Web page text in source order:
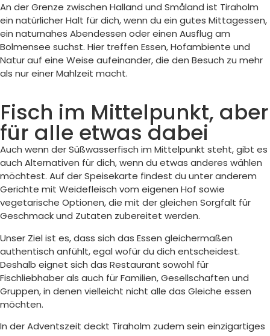
An der Grenze zwischen Halland und Småland ist Tiraholm
ein natürlicher Halt für dich, wenn du ein gutes Mittagessen,
ein naturnahes Abendessen oder einen Ausflug am
Bolmensee suchst. Hier treffen Essen, Hofambiente und
Natur auf eine Weise aufeinander, die den Besuch zu mehr
als nur einer Mahlzeit macht.
Fisch im Mittelpunkt, aber
für alle etwas dabei
Auch wenn der Süßwasserfisch im Mittelpunkt steht, gibt es
auch Alternativen für dich, wenn du etwas anderes wählen
möchtest. Auf der Speisekarte findest du unter anderem
Gerichte mit Weidefleisch vom eigenen Hof sowie
vegetarische Optionen, die mit der gleichen Sorgfalt für
Geschmack und Zutaten zubereitet werden.
Unser Ziel ist es, dass sich das Essen gleichermaßen
authentisch anfühlt, egal wofür du dich entscheidest.
Deshalb eignet sich das Restaurant sowohl für
Fischliebhaber als auch für Familien, Gesellschaften und
Gruppen, in denen vielleicht nicht alle das Gleiche essen
möchten.
In der Adventszeit deckt Tiraholm zudem sein einzigartiges